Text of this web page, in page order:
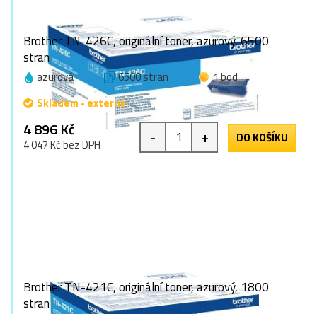
Brother TN-426C, originální toner, azurový, 6500
stran
azurová 6500 stran
1 bod
Skladem - externě
4 896 Kč
4 047 Kč bez DPH - + DO KOŠÍKU
Brother TN-421C, originální toner, azurový, 1800
stran